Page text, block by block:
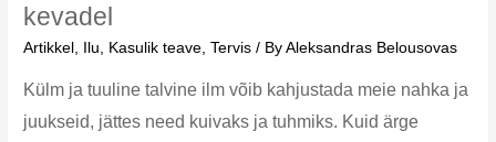
võimalus
kevadel
Artikkel , Ilu, Kasulik teave,Tervis / ByAleksandras Belousovas
Külm ja tuuline talvine ilm võib kahjustada meie nahka ja
juukseid, jättes need kuivaks ja tuhmiks. Kuid ärge